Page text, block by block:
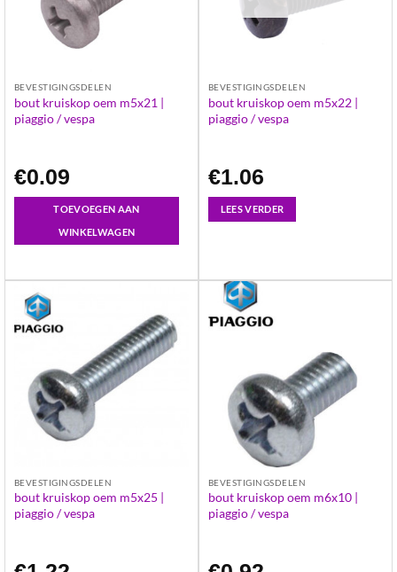
BEVESTIGINGSDELEN
bout kruiskop oem m5x21 |
piaggio / vespa
€0.09
TOEVOEGEN AAN
WINKELWAGEN
BEVESTIGINGSDELEN
bout kruiskop oem m5x22 |
piaggio / vespa
€1.06
LEES VERDER
BEVESTIGINGSDELEN
bout kruiskop oem m5x25 |
piaggio / vespa
BEVESTIGINGSDELEN
bout kruiskop oem m6x10 |
piaggio / vespa